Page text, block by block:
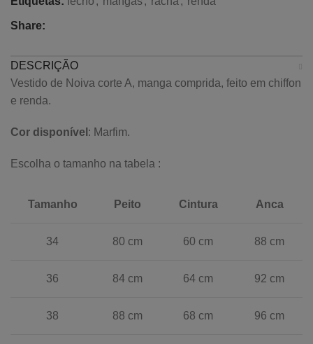
Share:
DESCRIÇÃO
Vestido de Noiva corte A, manga comprida, feito em chiffon
e renda.
Cor disponível : Marfim.
Escolha o tamanho na tabela :
Tamanho Peito Cintura Anca
34 80 cm 60 cm 88 cm
36 84 cm 64 cm 92 cm
38 88 cm 68 cm 96 cm